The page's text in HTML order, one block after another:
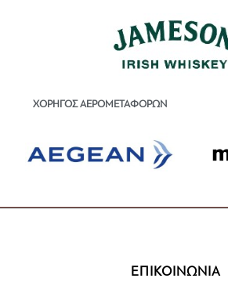
ΧΟΡΗΓΟΣ ΑΕΡΟΜΕΤΑΦΟΡΩΝ
ΕΠΙΚΟΙΝΩΝΙΑ